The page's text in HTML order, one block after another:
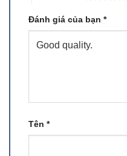
Đánh giá của bạn *
Tên *